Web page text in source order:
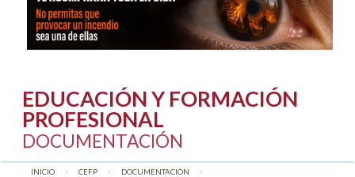
EDUCACIÓN Y FORMACIÓN
PROFESIONAL
DOCUMENTACIÓN
INICIO CEFP
DOCUMENTACIÓN